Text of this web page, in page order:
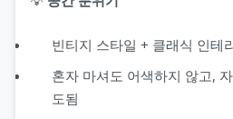
빈티지 스타일 + 클래식 인테
혼자 마셔도 어색하지 않고,
도됨